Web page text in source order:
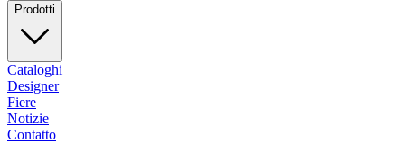
Prodotti
Cataloghi
Designer
Fiere
Notizie
Contatto